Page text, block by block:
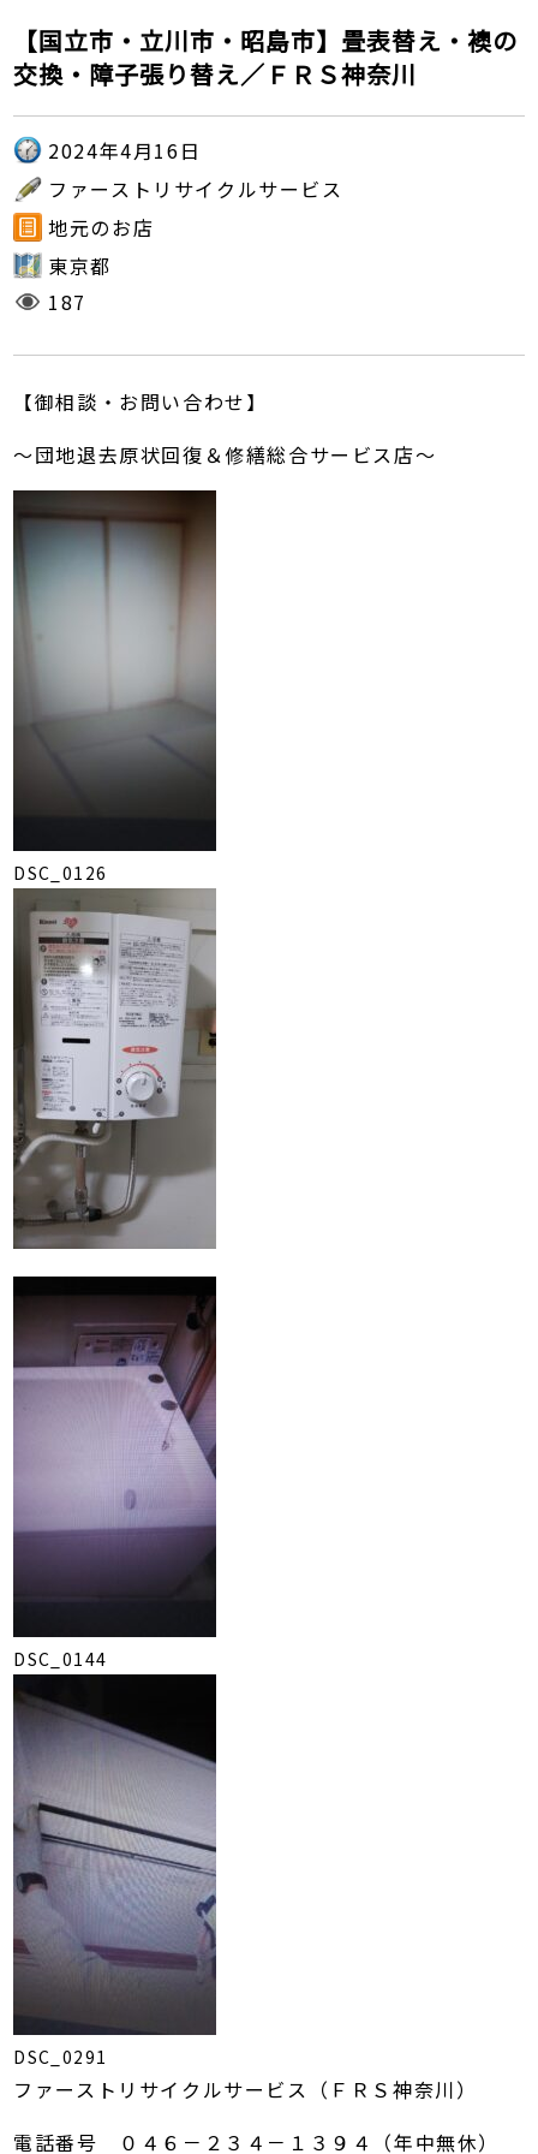
【国立市・立川市・昭島市】畳表替え・襖の
交換・障子張り替え／ＦＲＳ神奈川
2024年4月16日
ファーストリサイクルサービス
地元のお店
東京都
187
【御相談・お問い合わせ】
～団地退去原状回復＆修繕総合サービス店～
DSC_0126
DSC_0144
DSC_0291
ファーストリサイクルサービス（ＦＲＳ神奈川）
電話番号 ０４６－２３４－１３９４（年中無休）